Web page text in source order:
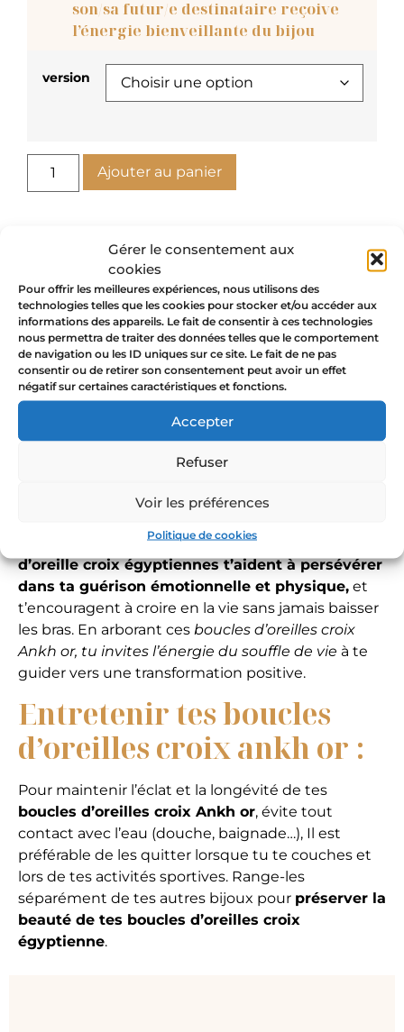
Gérer le consentement aux
cookies
Pour offrir les meilleures expériences, nous utilisons des
technologies telles que les cookies pour stocker et/ou accéder aux
informations des appareils. Le fait de consentir à ces technologies
nous permettra de traiter des données telles que le comportement
de navigation ou les ID uniques sur ce site. Le fait de ne pas
consentir ou de retirer son consentement peut avoir un effet
négatif sur certaines caractéristiques et fonctions.
Accepter
Refuser
Voir les préférences
Politique de cookies
son/sa futur/e destinataire reçoive
l’énergie bienveillante du bijou
version
Ajouter au panier
Pourquoi porter la croix
égyptienne ?
Porter les boucles d’oreilles croix Ankh or est
une déclaration d’intention. Ces symboles
ancestraux égyptiens sont porteurs d’espoir et de
renouveau. Chaque fois que tu les portes, tu te
rappelles ta capacité à renaître et te réinventer. La
croix ankh était portée par Isis, déesse solaire et
représentant toutes les facettes lumineuses de la
Isis te donnera toute sa force. Les boucles
d’oreille croix égyptiennes t’aident à persévérer
dans ta guérison émotionnelle et physique, et
t’encouragent à croire en la vie sans jamais baisser
les bras. En arborant ces boucles d’oreilles croix
Ankh or, tu invites l’énergie du souffle de vie à te
guider vers une transformation positive.
Entretenir tes boucles
d’oreilles croix ankh or :
Pour maintenir l’éclat et la longévité de tes
boucles d’oreilles croix Ankh or, évite tout
contact avec l’eau (douche, baignade…), Il est
préférable de les quitter lorsque tu te couches et
lors de tes activités sportives. Range-les
séparément de tes autres bijoux pour préserver la
beauté de tes boucles d’oreilles croix
égyptienne.